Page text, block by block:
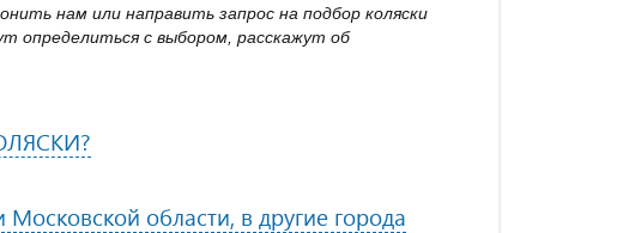
нам или направить запрос на подбор коляски
определиться с выбором, расскажут об
области, в другие города